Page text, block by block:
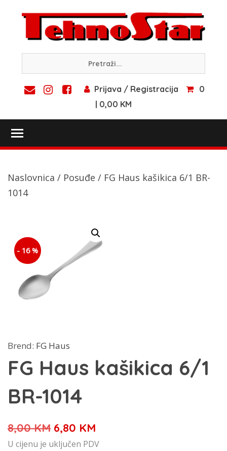
content
Prijava / Registracija
0
| 0,00 KM
Naslovnica / Posuđe / FG Haus kašikica 6/1 BR-
1014
- 16 %
Brend: FG Haus
FG Haus kašikica 6/1
BR-1014
8,00KM Izvorna
cijena
6,80 KM
cijena
U cijenu je uključen PDV